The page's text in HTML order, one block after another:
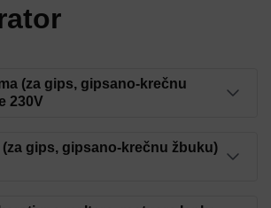
(za gips, gipsano-krečnu
230V
SD 6-3 Slimline
(za gips, gipsano-krečnu žbuku)
D 6-3 Putz Power